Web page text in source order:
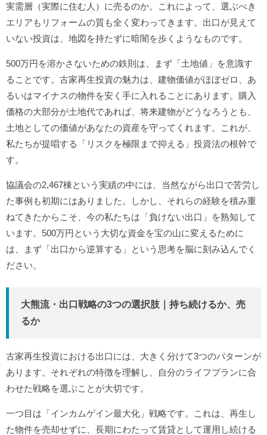
実需層（実際に住む人）に売るのか。これによって、選ぶべき
エリアもリフォームの質も全く変わってきます。出口が見えて
いない投資は、地図を持たずに暗闇を歩くようなものです。
500万円を溶かさないための鉄則は、まず「土地値」を意識す
ることです。古家再生投資の魅力は、建物価値がほぼゼロ、あ
るいはマイナスの物件を安く手に入れることにあります。購入
価格の大部分が土地代であれば、将来建物がどうなろうとも、
土地としての価値があなたの資産を守ってくれます。これが、
私たちが提唱する「リスクを極限まで抑える」投資法の根幹で
す。
協議会の2,467棟という実績の中には、当然ながら出口で苦労し
た事例も初期にはありました。しかし、それらの経験を積み重
ねてきたからこそ、今の私たちは「負けない出口」を熟知して
います。500万円という大切な資金を宝の山に変えるために
は、まず「出口から逆算する」という思考を脳に刻み込んでく
ださい。
大熊流・出口戦略の3つの選択肢｜持ち続けるか、売
るか
古家再生投資における出口には、大きく分けて3つのパターンが
あります。それぞれの特徴を理解し、自分のライフプランに合
わせた戦略を選ぶことが大切です。
一つ目は「インカムゲイン最大化」戦略です。これは、再生し
た物件を売却せずに、長期にわたって賃貸として運用し続ける